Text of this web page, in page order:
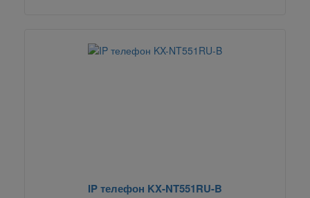
IP телефон KX-NT551RU-B